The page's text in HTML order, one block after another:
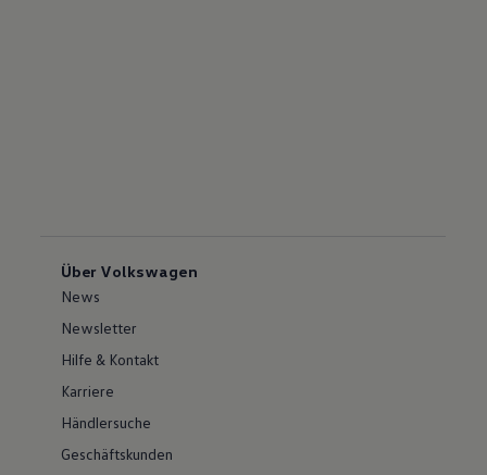
Über Volkswagen
News
Newsletter
Hilfe & Kontakt
Karriere
Händlersuche
Geschäftskunden